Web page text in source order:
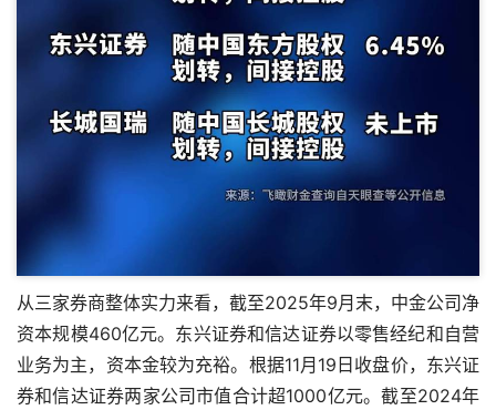
从三家券商整体实力来看，截至2025年9月末，中金公司净
资本规模460亿元。东兴证券和信达证券以零售经纪和自营
业务为主，资本金较为充裕。根据11月19日收盘价，东兴证
券和信达证券两家公司市值合计超1000亿元。截至2024年